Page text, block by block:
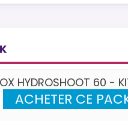
HYDROSHOOT 60 -
ACHETER CE